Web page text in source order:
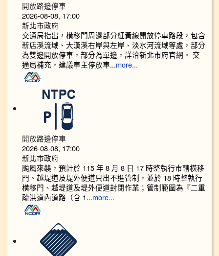
開放路邊停車
2026-08-08, 17:00
新北市政府
交通局指出，橫移門周邊部分紅黃線開放停車路段，包含
新店溪流域、大漢溪右岸與左岸、淡水河流域等處，部分
為雙邊開放停車，部分為單邊，詳洽新北市府官網。 交
通局補充，建議車主停放車...more...
開放路邊停車
2026-08-08, 17:00
新北市政府
颱風來襲，預計於 115 年 8 月 8 日 17 時整執行市轄橫移
門、越堤道及堤外便道只出不進管制，並於 18 時整執行
橫移門、越堤道及堤外便道封閉作業；管制範圍為『二重
疏洪道內道路（含 1...more...